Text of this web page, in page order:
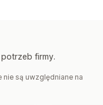
i biuro Sprzęt
firmy.
są uwzględniane na